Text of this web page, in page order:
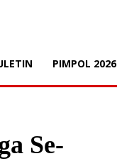
PIMPOL 2026
Se-